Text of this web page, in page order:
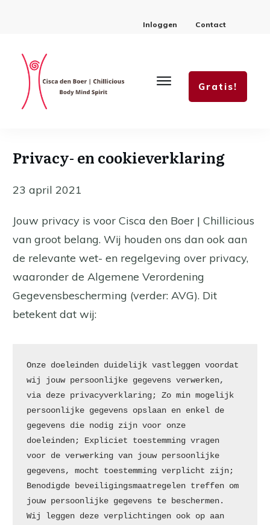
Inloggen Contact
Gratis!
Privacy- en cookieverklaring
23 april 2021
Jouw privacy is voor Cisca den Boer | Chillicious
van groot belang. Wij houden ons dan ook aan
de relevante wet- en regelgeving over privacy,
waaronder de Algemene Verordening
Gegevensbescherming (verder: AVG). Dit
betekent dat wij:
Onze doeleinden duidelijk vastleggen voordat
wij jouw persoonlijke gegevens verwerken,
via deze privacyverklaring; Zo min mogelijk
persoonlijke gegevens opslaan en enkel de
gegevens die nodig zijn voor onze
doeleinden; Expliciet toestemming vragen
voor de verwerking van jouw persoonlijke
gegevens, mocht toestemming verplicht zijn;
Benodigde beveiligingsmaatregelen treffen om
jouw persoonlijke gegevens te beschermen.
Wij leggen deze verplichtingen ook op aan